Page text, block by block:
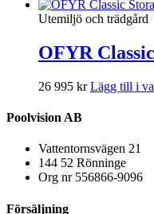
Utemiljö och trädgård
OFYR
26 995 kr Lägg till i
Poolvision AB
Vattentornsvägen 21
144 52 Rönninge
Org nr 556866-9096
Försäljning